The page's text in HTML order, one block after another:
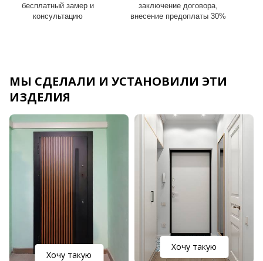
бесплатный замер и
консультацию
заключение договора,
внесение предоплаты 30%
МЫ СДЕЛАЛИ И УСТАНОВИЛИ ЭТИ
ИЗДЕЛИЯ
Хочу такую
Хочу такую